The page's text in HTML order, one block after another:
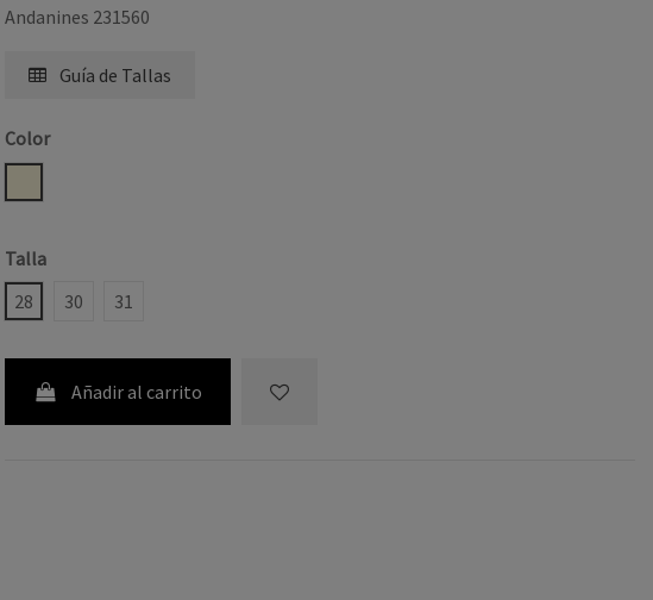
Andanines 231560
Guía de Tallas
Color
Talla
28
30 31
Añadir al carrito